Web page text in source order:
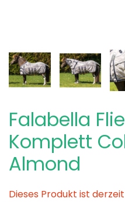
Falabella
Komplett
Almond
Dieses Produkt ist